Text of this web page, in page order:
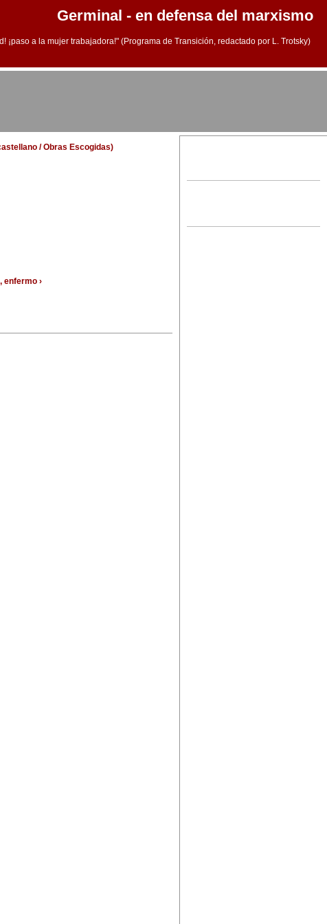
Germinal - en defensa del marxismo
¡paso a la mujer trabajadora!" (Programa de Transición, redactado por L. Trotsky)
/ Obras Escogidas)
enfermo ›